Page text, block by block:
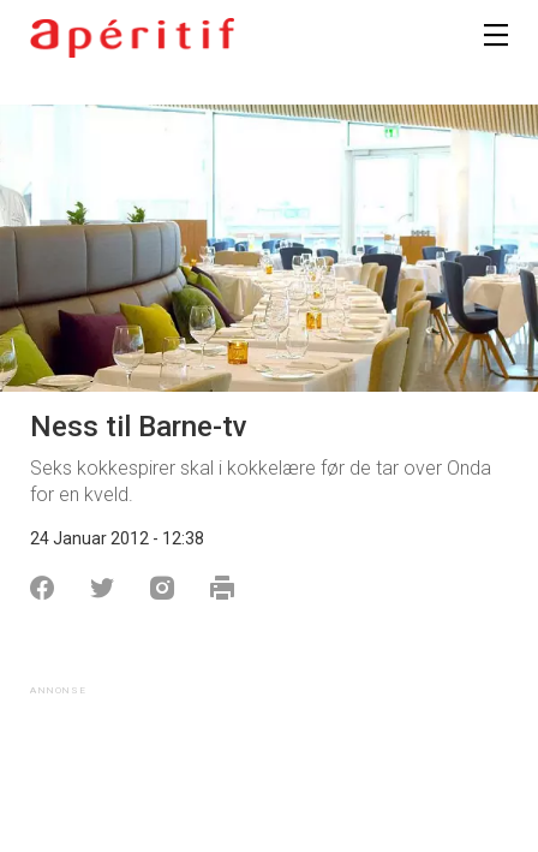
Ness til Barne-tv
Seks kokkespirer skal i kokkelære før de tar over Onda
for en kveld.
24 Januar 2012 - 12:38